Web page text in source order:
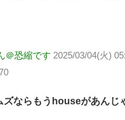
＠恐縮です 2025/03/04(火)
ズならもうhouseがあんじ